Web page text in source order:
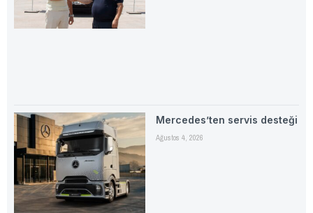
Mercedes’ten servis desteği
Ağustos 4, 2026